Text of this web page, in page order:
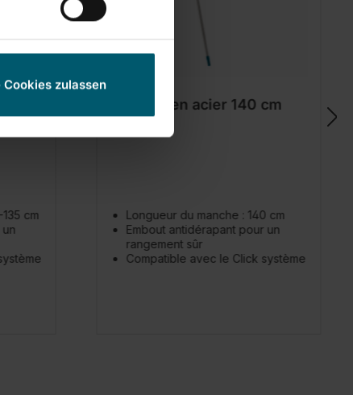
Cookies zulassen
cm
Manche en acier 140 cm
Longueur du manche : 140 cm
Embout antidérapant pour un
rangement sûr
Compatible avec le Click système